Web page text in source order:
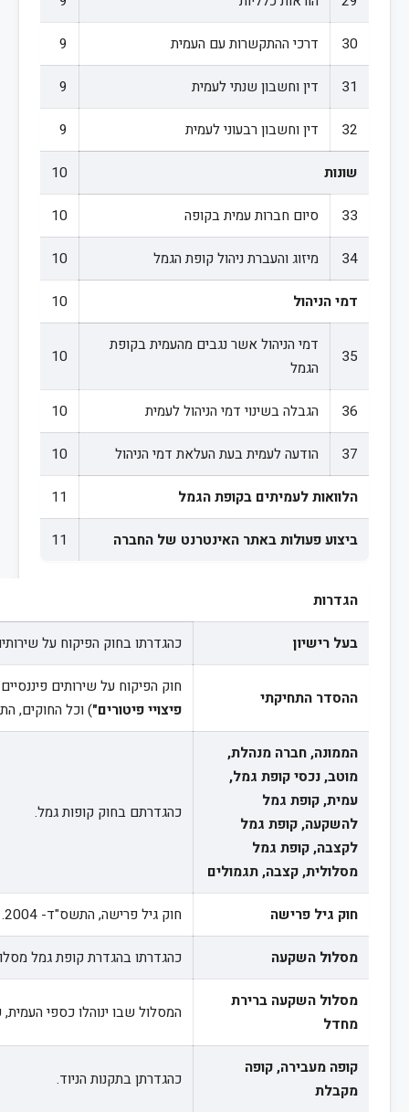
30 דרכי ההתקשרות עם העמית 9
31 דין וחשבון שנתי לעמית 9
32 דין וחשבון רבעוני לעמית 9
שונות 10
33 סיום חברות עמית בקופה 10
34 מיזוג והעברת ניהול קופת הגמל 10
דמי הניהול 10
35
דמי הניהול אשר נגבים מהעמית בקופת
הגמל
10
36 הגבלה בשינוי דמי הניהול לעמית 10
37 הודעה לעמית בעת העלאת דמי הניהול 10
הלוואות לעמיתים בקופת הגמל 11
ביצוע פעולות באתר האינטרנט של החברה 11
הגדרות
בעל רישיון כהגדרתו בחוק הפיקוח על
ההסדר התחיקתי
חוק הפיקוח על שירותים פיננסיים
פיצויי פיטורים") וכל החוקים,
הממונה, חברה מנהלת,
מוטב, נכסי קופת גמל,
עמית, קופת גמל
להשקעה, קופת גמל
לקצבה, קופת גמל
מסלולית, קצבה, תגמולים
כהגדרתם בחוק קופות גמל.
חוק גיל פרישה חוק גיל פרישה, התשס"ד- 2004.
מסלול השקעה כהגדרתו בהגדרת קופת גמל
מסלול השקעה ברירת
מחדל
המסלול שבו ינוהלו כספי
קופה מעבירה, קופה
מקבלת
כהגדרתן בתקנות הניוד.